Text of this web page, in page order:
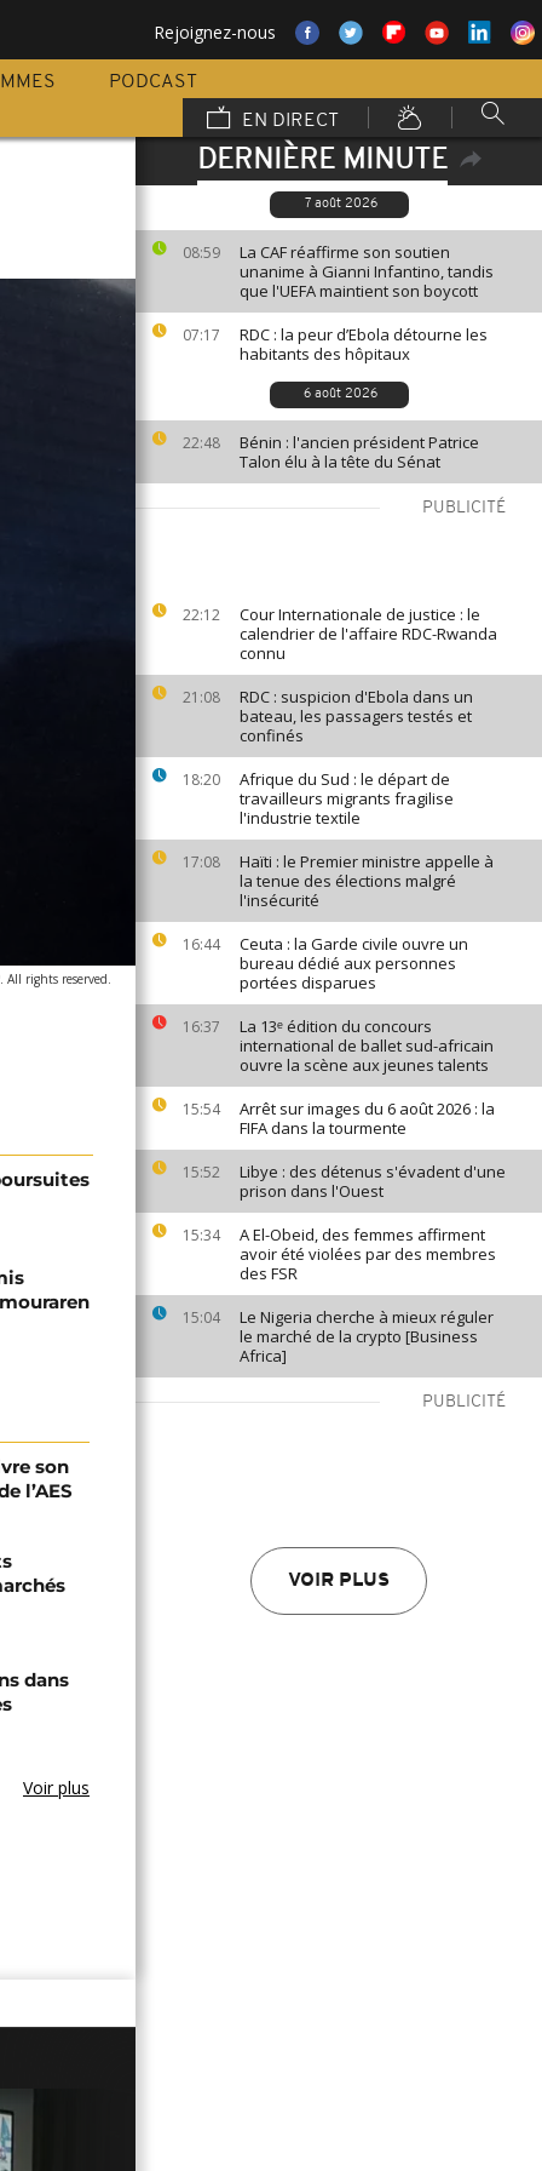
Rejoignez-nous
PODCAST
EN DIRECT
DERNIÈRE MINUTE
7 août 2026
08:59
La CAF réaffirme son soutien
unanime à Gianni Infantino, tandis
que l'UEFA maintient son boycott
07:17
RDC : la peur d’Ebola détourne les
habitants des hôpitaux
6 août 2026
22:48
Bénin : l'ancien président Patrice
Talon élu à la tête du Sénat
PUBLICITÉ
22:12
Cour Internationale de justice : le
calendrier de l'affaire RDC-Rwanda
connu
21:08
RDC : suspicion d'Ebola dans un
bateau, les passagers testés et
confinés
18:20
Afrique du Sud : le départ de
travailleurs migrants fragilise
l'industrie textile
17:08
Haïti : le Premier ministre appelle à
la tenue des élections malgré
l'insécurité
16:44
Ceuta : la Garde civile ouvre un
bureau dédié aux personnes
portées disparues
16:37
La 13ᵉ édition du concours
international de ballet sud-africain
ouvre la scène aux jeunes talents
15:54
Arrêt sur images du 6 août 2026 : la
FIFA dans la tourmente
15:52
Libye : des détenus s'évadent d'une
prison dans l'Ouest
15:34
A El-Obeid, des femmes affirment
avoir été violées par des membres
des FSR
15:04
Le Nigeria cherche à mieux réguler
le marché de la crypto [Business
Africa]
PUBLICITÉ
VOIR PLUS
All rights reserved.
son
l’AES
dans
Voir plus